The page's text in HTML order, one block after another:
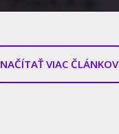
NAČÍTAŤ VIAC ČLÁNKOV